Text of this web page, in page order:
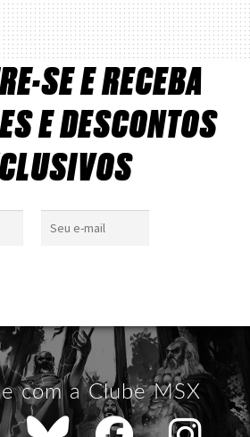
SE E RECEBA
E DESCONTOS
com a Clube MSX